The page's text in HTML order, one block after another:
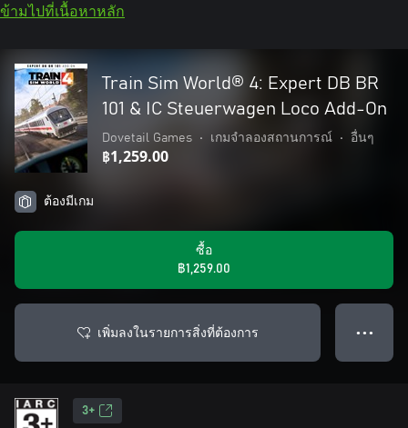
ข้ามไปที่เนื้อหาหลัก
Train Sim World® 4: Expert DB BR
101 & IC Steuerwagen Loco Add-On
Dovetail Games • เกมจำลองสถานการณ์ • อื่นๆ
฿1,259.00
ต้องมีเกม
ซื้อ
฿1,259.00
เพิ่มลงในรายการสิ่งที่ต้องการ ● ● ●
3+